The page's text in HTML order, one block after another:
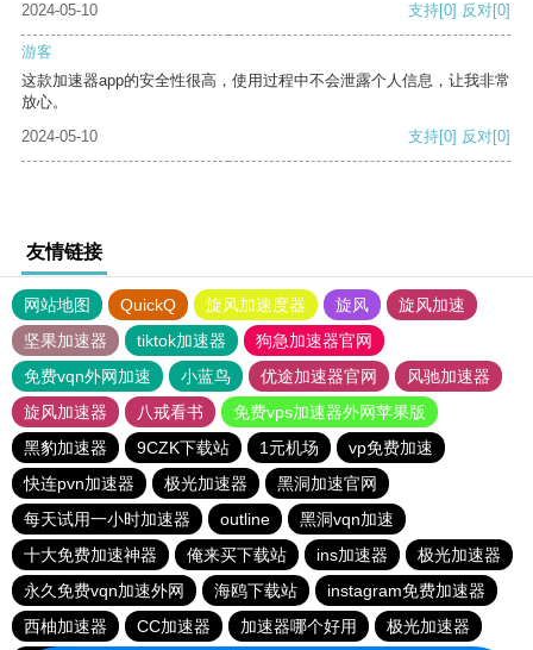
2024-05-10 支持[0] 反对[0]
游客
这款加速器app的安全性很高，使用过程中不会泄露个人信息，让我非常
放心。
2024-05-10
支持[0] 反对[0]
友情链接
网站地图 QuickQ 旋风加速度器 旋风
旋风加速
坚果加速器
tiktok加速器
狗急加速器官网
免费vqn外网加速
小蓝鸟 优途加速器官网
风驰加速器
旋风加速器
八戒看书
免费vps加速器外网苹果版
黑豹加速器
9CZK下载站 1元机场
vp免费加速
快连pvn加速器
极光加速器
黑洞加速官网
每天试用一小时加速器
outline
黑洞vqn加速
十大免费加速神器
俺来买下载站 ins加速器
极光加速器
永久免费vqn加速外网
海鸥下载站
instagram免费加速器
西柚加速器
CC加速器 加速器哪个好用 极光加速器